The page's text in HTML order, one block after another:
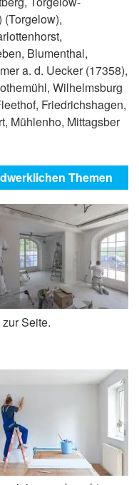
Blumenthal,
a. d. Uecker (17358),
Wilhelmsburg
Friedrichshagen,
Mühlenho, Mittagsber
Themen
Seite.